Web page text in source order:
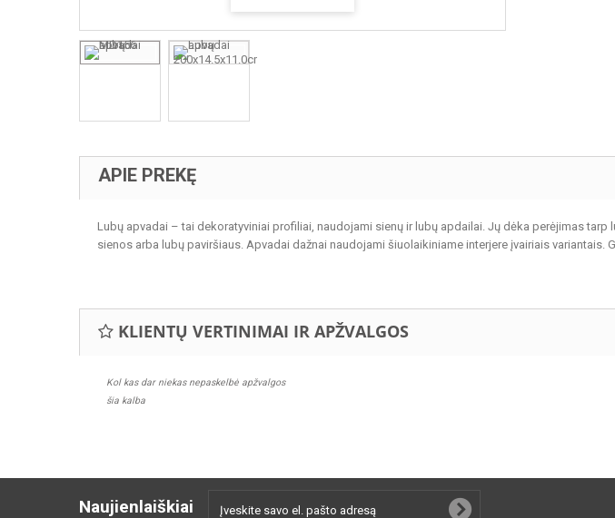
APIE PREKĘ
Lubų apvadai – tai dekoratyviniai profiliai, naudojami sienų ir lubų apdailai. Jų dėka perėjimas
sienos arba lubų paviršiaus. Apvadai dažnai naudojami šiuolaikiniame interjere įvairiais
KLIENTŲ VERTINIMAI IR APŽVALGOS
Kol kas dar niekas nepaskelbė apžvalgos
šia kalba
Naujienlaiškiai